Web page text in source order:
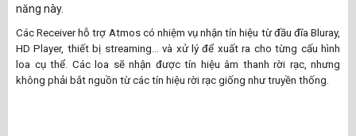
năng này.
Các Receiver hỗ trợ Atmos có nhiệm vụ nhận tín hiệu từ đầu đĩa Bluray,
HD Player, thiết bị streaming... và xử lý để xuất ra cho từng cấu hình
loa cụ thể. Các loa sẽ nhận được tín hiệu âm thanh rời rạc, nhưng
không phải bắt nguồn từ các tín hiệu rời rạc giống như truyền thống.